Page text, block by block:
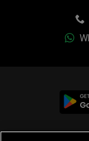
© 2019-2026